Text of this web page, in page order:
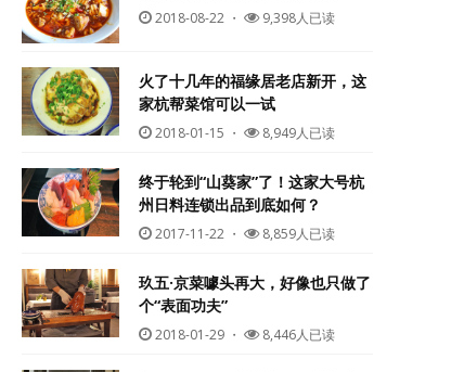
2018-08-22 ・ 9,398人已读
火了十几年的福缘居老店新开，这
家杭帮菜馆可以一试
2018-01-15 ・ 8,949人已读
终于轮到“山葵家”了！这家大号杭
州日料连锁出品到底如何？
2017-11-22 ・ 8,859人已读
玖五·京菜噱头再大，好像也只做了
个“表面功夫”
2018-01-29 ・ 8,446人已读